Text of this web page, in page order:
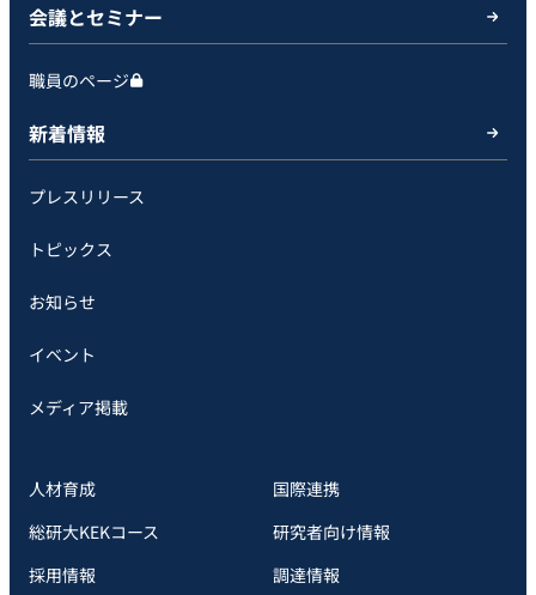
会議とセミナー
職員のページ
新着情報
プレスリリース
トピックス
お知らせ
イベント
メディア掲載
人材育成
国際連携
総研大KEKコース
研究者向け情報
採用情報
調達情報